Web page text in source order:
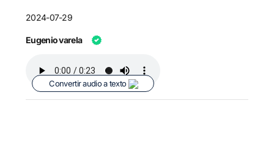
2024-07-29
Eugenio varela
Convertir audio a texto